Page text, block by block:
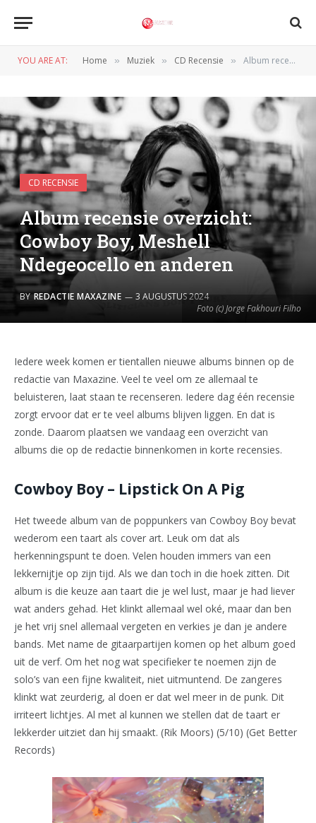
YOU ARE AT: Home » Muziek » CD Recensie » Album recensie overzicht: Cowboy Boy, Meshell Ndegeocello en anderen
Foto (c) Jorge Fakhouri Filho
CD RECENSIE
Album recensie overzicht:
Cowboy Boy, Meshell
Ndegeocello en anderen
BY REDACTIE MAXAZINE 3 AUGUSTUS 2024
Iedere week komen er tientallen nieuwe albums binnen op de
redactie van Maxazine. Veel te veel om ze allemaal te
beluisteren, laat staan te recenseren. Iedere dag één recensie
zorgt ervoor dat er te veel albums blijven liggen. En dat is
zonde. Daarom plaatsen we vandaag een overzicht van
albums die op de redactie binnenkomen in korte recensies.
Cowboy Boy – Lipstick On A Pig
Het tweede album van de poppunkers van Cowboy Boy bevat
wederom een taart als cover art. Leuk om dat als
herkenningspunt te doen. Velen houden immers van een
lekkernijtje op zijn tijd. Als we dan toch in die hoek zitten. Dit
album is die keuze aan taart die je wel lust, maar je had liever
wat anders gehad. Het klinkt allemaal wel oké, maar dan ben
je het vrij snel allemaal vergeten en verkies je dan je andere
bands. Met name de gitaarpartijen komen op het album goed
uit de verf. Om het nog wat specifieker te noemen zijn de
solo’s van een fijne kwaliteit, niet uitmuntend. De zangeres
klinkt wat zeurderig, al doen er dat wel meer in de punk. Dit
irriteert lichtjes. Al met al kunnen we stellen dat de taart er
lekkerder uitziet dan hij smaakt. (Rik Moors) (5/10) (Get Better
Records)